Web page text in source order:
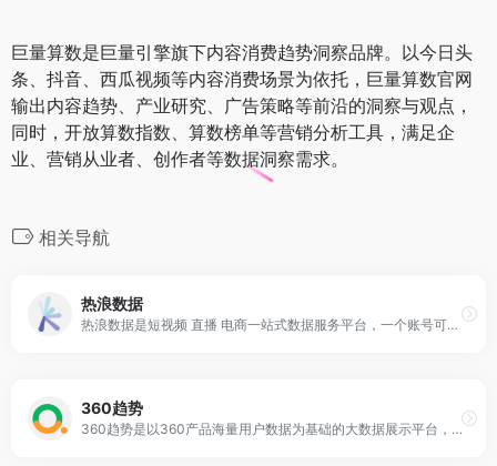
巨量算数是巨量引擎旗下内容消费趋势洞察品牌。以今日头
条、抖音、西瓜视频等内容消费场景为依托，巨量算数官网
输出内容趋势、产业研究、广告策略等前沿的洞察与观点，
同时，开放算数指数、算数榜单等营销分析工具，满足企
业、营销从业者、创作者等数据洞察需求。
相关导航
热浪数据
热浪数据是短视频 直播 电商一站式数据服务平台，一个账号可实现抖音、小红书、视频号等多个社会化媒体平台的数据监测服务，其板块覆盖：红人分析、直播分析、电商分析、数据监测、热门素材等多维度全场景的实用功能，帮助品牌广告主、中小商家、代理公司、MCN机构及内容创作者，解决红人商业价值评估、直播选品、竞品分析、行业数据追踪、账号管理等常见问题，助力用户实现商业价值增长。营销资讯｜www.relangdata.cn/activity/index.html
360趋势
360趋势是以360产品海量用户数据为基础的大数据展示平台，可通过搜索关键词，快速获取热度趋势、理解用户真实需求、了解关键字搜索的人群属性。